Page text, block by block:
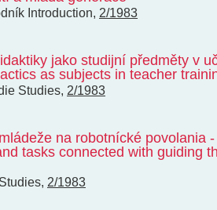
Introduction, 2/1983
jako studijní předměty v
as subjects in teacher
Studies, 2/1983
na robotnícké povolania
tasks connected with guiding
Studies, 2/1983